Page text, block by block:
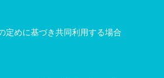
定めに基づき共同利用する場合